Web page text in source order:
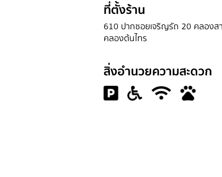
ที่ตั้งร้าน
610 ปากซอยเจริญรัถ 20 คลองส
คลองต้นไทร
สิ่งอำนวยความสะดวก